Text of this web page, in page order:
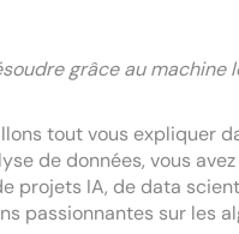
grâce au machine
tout vous expliquer
de données, vous
projets IA, de data
passionnantes sur les